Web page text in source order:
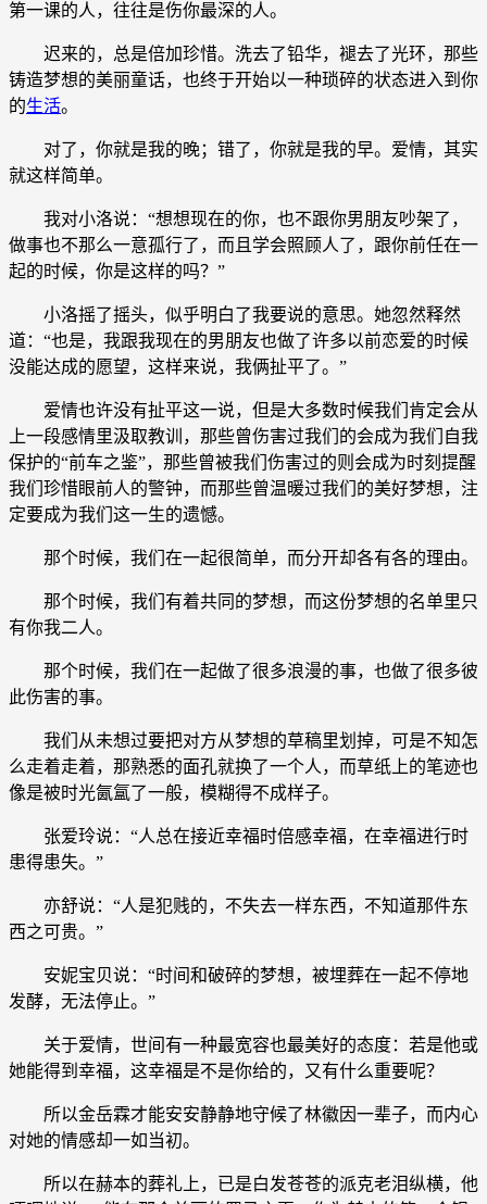
第一课的人，往往是伤你最深的人。
迟来的，总是倍加珍惜。洗去了铅华，褪去了光环，那些
铸造梦想的美丽童话，也终于开始以一种琐碎的状态进入到你
的生活。
对了，你就是我的晚；错了，你就是我的早。爱情，其实
就这样简单。
我对小洛说：“想想现在的你，也不跟你男朋友吵架了，
做事也不那么一意孤行了，而且学会照顾人了，跟你前任在一
起的时候，你是这样的吗？”
小洛摇了摇头，似乎明白了我要说的意思。她忽然释然
道：“也是，我跟我现在的男朋友也做了许多以前恋爱的时候
没能达成的愿望，这样来说，我俩扯平了。”
爱情也许没有扯平这一说，但是大多数时候我们肯定会从
上一段感情里汲取教训，那些曾伤害过我们的会成为我们自我
保护的“前车之鉴”，那些曾被我们伤害过的则会成为时刻提醒
我们珍惜眼前人的警钟，而那些曾温暖过我们的美好梦想，注
定要成为我们这一生的遗憾。
那个时候，我们在一起很简单，而分开却各有各的理由。
那个时候，我们有着共同的梦想，而这份梦想的名单里只
有你我二人。
那个时候，我们在一起做了很多浪漫的事，也做了很多彼
此伤害的事。
我们从未想过要把对方从梦想的草稿里划掉，可是不知怎
么走着走着，那熟悉的面孔就换了一个人，而草纸上的笔迹也
像是被时光氤氲了一般，模糊得不成样子。
张爱玲说：“人总在接近幸福时倍感幸福，在幸福进行时
患得患失。”
亦舒说：“人是犯贱的，不失去一样东西，不知道那件东
西之可贵。”
安妮宝贝说：“时间和破碎的梦想，被埋葬在一起不停地
发酵，无法停止。”
关于爱情，世间有一种最宽容也最美好的态度：若是他或
她能得到幸福，这幸福是不是你给的，又有什么重要呢？
所以金岳霖才能安安静静地守候了林徽因一辈子，而内心
对她的情感却一如当初。
所以在赫本的葬礼上，已是白发苍苍的派克老泪纵横，他